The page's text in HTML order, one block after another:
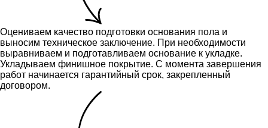
Оцениваем качество подготовки основания пола и
выносим техническое заключение. При необходимости
выравниваем и подготавливаем основание к укладке.
Укладываем финишное покрытие. С момента завершения
работ начинается гарантийный срок, закрепленный
договором.